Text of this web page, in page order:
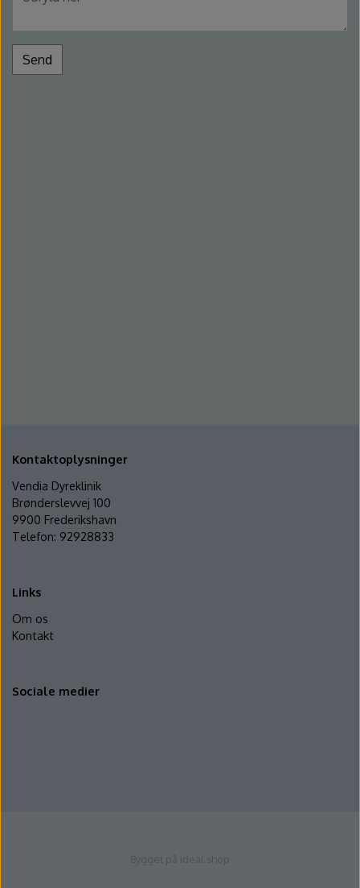
Send
Kontaktoplysninger
Vendia Dyreklinik
Brønderslevvej 100
9900 Frederikshavn
Telefon: 92928833
Links
Om os
Kontakt
Sociale medier
Bygget på ideal.shop